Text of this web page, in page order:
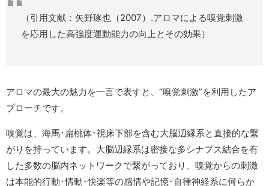
（引用文献：矢野琢也（2007）.アロマによる嗅覚刺激
を応用した高強度運動能力の向上とその効果）
アロマの最大の魅力を一言で表すと、“嗅覚刺激”を利用したア
プローチです。
嗅覚は、海馬･扁桃体･視床下部を含む大脳辺縁系と直接的な繋
がりを持っています。大脳辺縁系は密接な多シナプス結合を有
した多数の脳内ネットワークで繋がっており、嗅覚からの刺激
は本能的行動･情動･快楽等の感情や記憶･自律神経系に何らか